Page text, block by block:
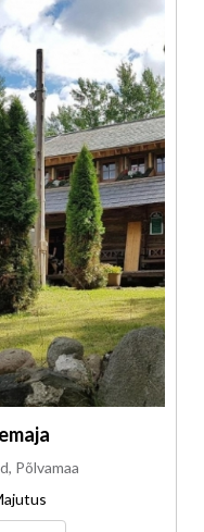
Põlvamaa